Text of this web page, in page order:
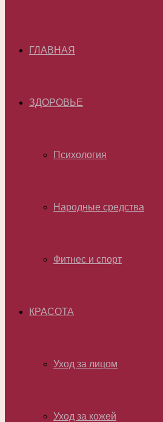
ГЛАВНАЯ
ЗДОРОВЬЕ
Психология
Народные средства
Фитнес и спорт
КРАСОТА
Уход за лицом
Уход за кожей